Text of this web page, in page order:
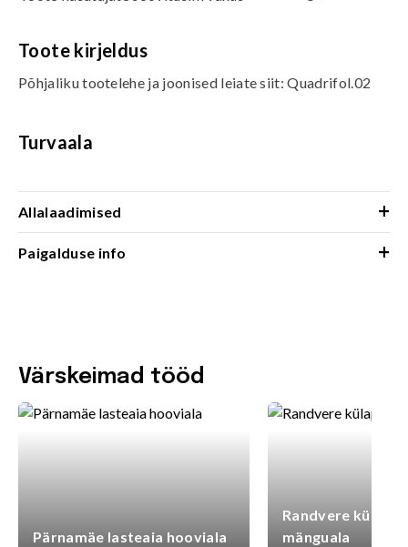
Toote kirjeldus
Põhjaliku tootelehe ja joonised leiate siit:Quadrifol.02
Turvaala
Allalaadimised +
Paigalduse info +
Värskeimad tööd
Pärnamäe lasteaia hooviala
Randvere
mänguala